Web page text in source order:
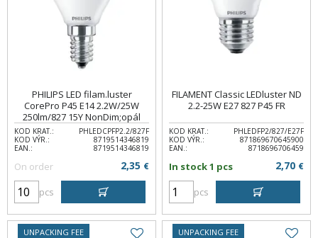
PHILIPS LED filam.luster
CorePro P45 E14 2.2W/25W
250lm/827 15Y NonDim;opál
KOD KRAT.:
PHLEDCPFP2.2/827F
KOD VÝR.:
8719514346819
EAN.:
8719514346819
On order 2,35 €
pcs
FILAMENT Classic LEDluster ND
2.2-25W E27 827 P45 FR
KOD KRAT.:
PHLEDFP2/827/E27F
KOD VÝR.:
871869670645900
EAN.:
8718696706459
In stock 1 pcs 2,70 €
pcs
UNPACKING FEE UNPACKING FEE